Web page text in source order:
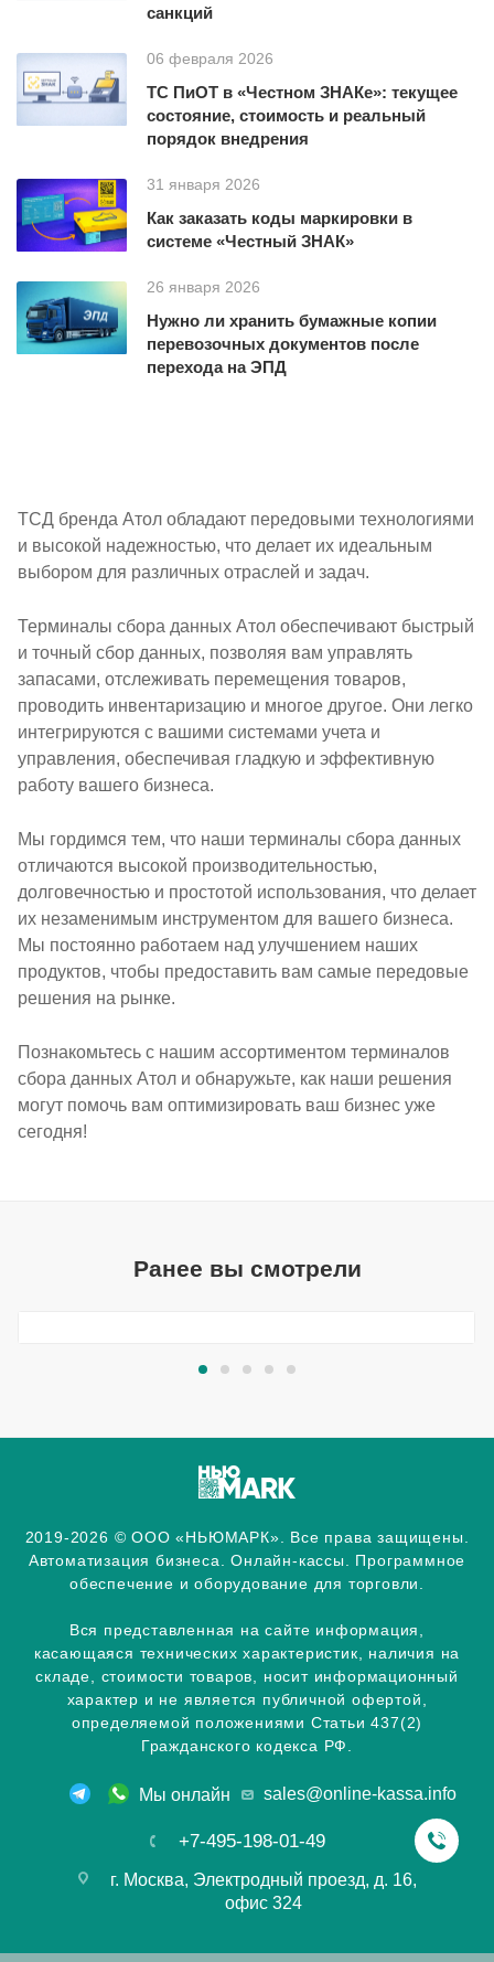
санкций
06 февраля 2026
ТС ПиОТ в «Честном ЗНАКе»: текущее
состояние, стоимость и реальный
порядок внедрения
31 января 2026
Как заказать коды маркировки в
системе «Честный ЗНАК»
26 января 2026
Нужно ли хранить бумажные копии
перевозочных документов после
перехода на ЭПД
ТСД бренда Атол обладают передовыми технологиями
и высокой надежностью, что делает их идеальным
выбором для различных отраслей и задач.
Терминалы сбора данных Атол обеспечивают быстрый
и точный сбор данных, позволяя вам управлять
запасами, отслеживать перемещения товаров,
проводить инвентаризацию и многое другое. Они легко
интегрируются с вашими системами учета и
управления, обеспечивая гладкую и эффективную
работу вашего бизнеса.
Мы гордимся тем, что наши терминалы сбора данных
отличаются высокой производительностью,
долговечностью и простотой использования, что делает
их незаменимым инструментом для вашего бизнеса.
Мы постоянно работаем над улучшением наших
продуктов, чтобы предоставить вам самые передовые
решения на рынке.
Познакомьтесь с нашим ассортиментом терминалов
сбора данных Атол и обнаружьте, как наши решения
могут помочь вам оптимизировать ваш бизнес уже
сегодня!
Ранее вы смотрели
2019-2026 © ООО «НЬЮМАРК». Все права защищены.
Автоматизация бизнеса. Онлайн-кассы. Программное
обеспечение и оборудование для торговли.
Вся представленная на сайте информация,
касающаяся технических характеристик, наличия на
складе, стоимости товаров, носит информационный
характер и не является публичной офертой,
определяемой положениями Статьи 437(2)
Гражданского кодекса РФ.
Мы онлайн sales@online-kassa.info
+7-495-198-01-49
г. Москва, Электродный проезд, д. 16,
офис 324